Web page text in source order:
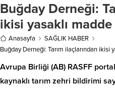
Buğday Derneği:
ikisi yasaklı madde
Anasayfa
SAĞLIK HABER
Buğday Derneği: Tarım ilaçlarından ikisi
Avrupa Birliği (AB) RASFF
kaynaklı tarım zehri bildirimi